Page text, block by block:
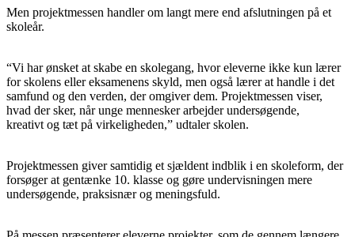
Men projektmessen handler om langt mere end afslutningen på et
skoleår.
“Vi har ønsket at skabe en skolegang, hvor eleverne ikke kun lærer
for skolens eller eksamenens skyld, men også lærer at handle i det
samfund og den verden, der omgiver dem. Projektmessen viser,
hvad der sker, når unge mennesker arbejder undersøgende,
kreativt og tæt på virkeligheden,” udtaler skolen.
Projektmessen giver samtidig et sjældent indblik i en skoleform, der
forsøger at gentænke 10. klasse og gøre undervisningen mere
undersøgende, praksisnær og meningsfuld.